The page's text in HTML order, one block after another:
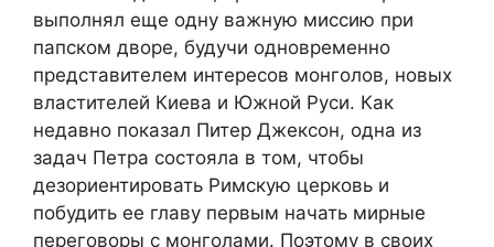
выполнял еще одну важную миссию при
папском дворе, будучи одновременно
представителем интересов монголов, новых
властителей Киева и Южной Руси. Как
недавно показал Питер Джексон, одна из
задач Петра состояла в том, чтобы
дезориентировать Римскую церковь и
побудить ее главу первым начать мирные
переговоры с монголами. Поэтому в своих